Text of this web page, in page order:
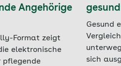
Angehörige
Format zeigt
elektronische
pflegende
Gesund
sich